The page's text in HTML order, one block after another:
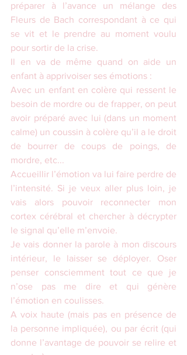
préparer à l’avance un mélange des
Fleurs de Bach correspondant à ce qui
se vit et le prendre au moment voulu
pour sortir de la crise.
Il en va de même quand on aide un
enfant à apprivoiser ses émotions :
Avec un enfant en colère qui ressent le
besoin de mordre ou de frapper, on peut
avoir préparé avec lui (dans un moment
calme) un coussin à colère qu’il a le droit
de bourrer de coups de poings, de
mordre, etc...
Accueillir l’émotion va lui faire perdre de
l’intensité. Si je veux aller plus loin, je
vais alors pouvoir reconnecter mon
cortex cérébral et chercher à décrypter
le signal qu’elle m’envoie.
Je vais donner la parole à mon discours
intérieur, le laisser se déployer. Oser
penser consciemment tout ce que je
n’ose pas me dire et qui génère
l’émotion en coulisses.
A voix haute (mais pas en présence de
la personne impliquée), ou par écrit (qui
donne l’avantage de pouvoir se relire et